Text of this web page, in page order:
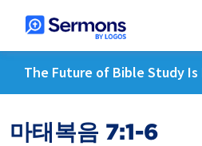
The Future of Bible Study Is
마태복음 7:1-6